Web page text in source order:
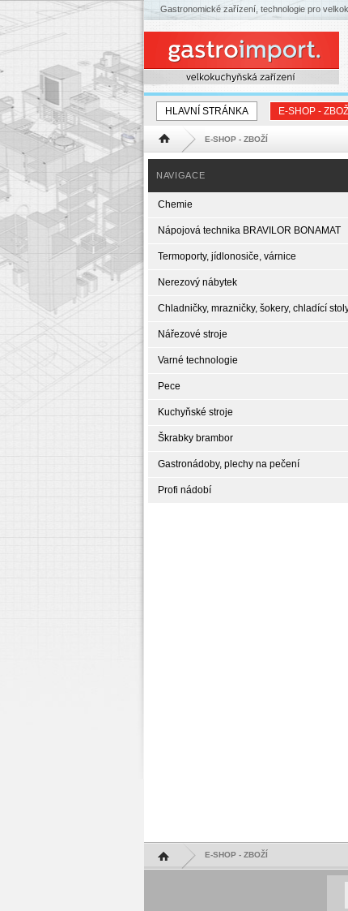
HLAVNÍ STRÁNKA E-SHOP - ZBOŽÍ
Hlavní stránka E-SHOP - ZBOŽÍ
NAVIGACE
Chemie
Nápojová technika BRAVILOR BONAMAT
Termoporty, jídlonosiče, várnice
Nerezový nábytek
Chladničky, mrazničky, šokery, chladící
Nářezové stroje
Varné technologie
Pece
Kuchyňské stroje
Škrabky brambor
Gastronádoby, plechy na pečení
Profi nádobí
Gastronomické zařízení, technologie pro
Hlavní stránka E-SHOP - ZBOŽÍ